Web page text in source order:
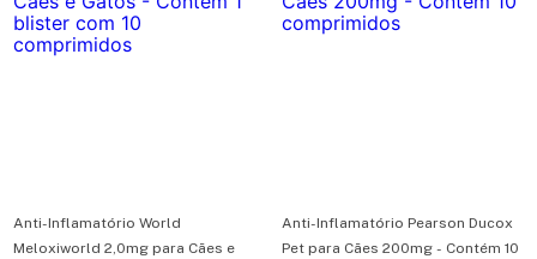
Anti-Inflamatório World
Meloxiworld 2,0mg para Cães e
Anti-Inflamatório Pearson Ducox
Pet para Cães 200mg - Contém 10